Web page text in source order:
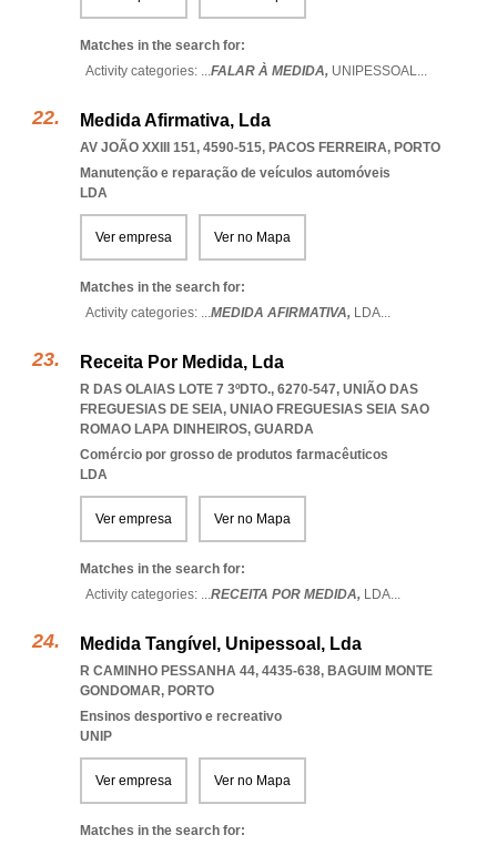
Matches in the search for:
Activity categories: ...FALAR À MEDIDA, UNIPESSOAL...
Medida Afirmativa, Lda
AV JOÃO XXIII 151, 4590-515, PACOS FERREIRA, PORTO
Manutenção e reparação de veículos automóveis
LDA
Ver empresa Ver no Mapa
Matches in the search for:
Activity categories: ...MEDIDA AFIRMATIVA, LDA...
Receita Por Medida, Lda
R DAS OLAIAS LOTE 7 3ºDTO., 6270-547, UNIÃO DAS
FREGUESIAS DE SEIA, UNIAO FREGUESIAS SEIA SAO
ROMAO LAPA DINHEIROS, GUARDA
Comércio por grosso de produtos farmacêuticos
LDA
Ver empresa Ver no Mapa
Matches in the search for:
Activity categories: ...RECEITA POR MEDIDA, LDA...
Medida Tangível, Unipessoal, Lda
R CAMINHO PESSANHA 44, 4435-638, BAGUIM MONTE
GONDOMAR, PORTO
Ensinos desportivo e recreativo
UNIP
Ver empresa Ver no Mapa
Matches in the search for: